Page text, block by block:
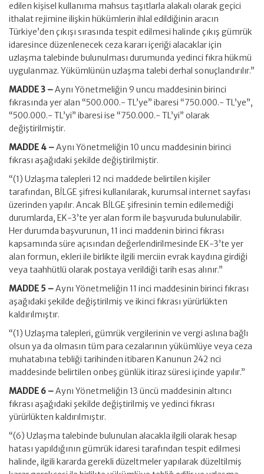
edilen kişisel kullanıma mahsus taşıtlarla alakalı olarak geçici
ithalat rejimine ilişkin hükümlerin ihlal edildiğinin aracın
Türkiye’den çıkışı sırasında tespit edilmesi halinde çıkış gümrük
idaresince düzenlenecek ceza kararı içeriği alacaklar için
uzlaşma talebinde bulunulması durumunda yedinci fıkra hükmü
uygulanmaz. Yükümlünün uzlaşma talebi derhal sonuçlandırılır.”
MADDE 3 –Aynı Yönetmeliğin 9 uncu maddesinin birinci
fıkrasında yer alan “500.000.- TL’ye” ibaresi “750.000.- TL’ye”,
“500.000.- TL’yi” ibaresi ise “750.000.- TL’yi” olarak
değiştirilmiştir.
MADDE 4 –Aynı Yönetmeliğin 10 uncu maddesinin birinci
fıkrası aşağıdaki şekilde değiştirilmiştir.
“(1) Uzlaşma talepleri 12 nci maddede belirtilen kişiler
tarafından, BİLGE şifresi kullanılarak, kurumsal internet sayfası
üzerinden yapılır. Ancak BİLGE şifresinin temin edilemediği
durumlarda, EK-3’te yer alan form ile başvuruda bulunulabilir.
Her durumda başvurunun, 11 inci maddenin birinci fıkrası
kapsamında süre açısından değerlendirilmesinde EK-3’te yer
alan formun, ekleri ile birlikte ilgili merciin evrak kaydına girdiği
veya taahhütlü olarak postaya verildiği tarih esas alınır.”
MADDE 5 –Aynı Yönetmeliğin 11 inci maddesinin birinci fıkrası
aşağıdaki şekilde değiştirilmiş ve ikinci fıkrası yürürlükten
kaldırılmıştır.
“(1) Uzlaşma talepleri, gümrük vergilerinin ve vergi aslına bağlı
olsun ya da olmasın tüm para cezalarının yükümlüye veya ceza
muhatabına tebliği tarihinden itibaren Kanunun 242 nci
maddesinde belirtilen onbeş günlük itiraz süresi içinde yapılır.”
MADDE 6 –Aynı Yönetmeliğin 13 üncü maddesinin altıncı
fıkrası aşağıdaki şekilde değiştirilmiş ve yedinci fıkrası
yürürlükten kaldırılmıştır.
“(6) Uzlaşma talebinde bulunulan alacakla ilgili olarak hesap
hatası yapıldığının gümrük idaresi tarafından tespit edilmesi
halinde, ilgili kararda gerekli düzeltmeler yapılarak düzeltilmiş